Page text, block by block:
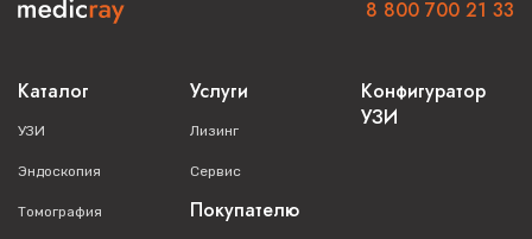
Каталог
УЗИ
Эндоскопия
Томография
Услуги
Лизинг
Сервис
Покупателю
Конфигуратор
УЗИ
8 800 700 21 33